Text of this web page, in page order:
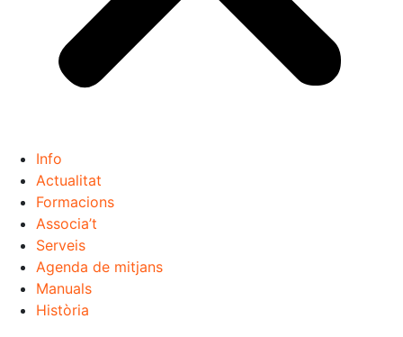
Info
Actualitat
Formacions
Associa’t
Serveis
Agenda de mitjans
Manuals
Història